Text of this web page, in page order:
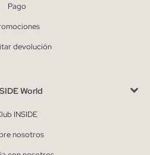
Pago
devolución
World
INSIDE
nosotros